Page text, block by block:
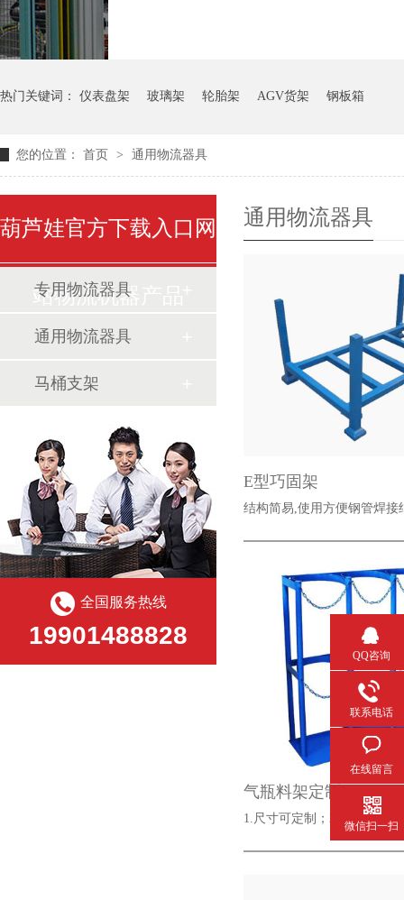
热门关键词： 仪表盘架 玻璃架 轮胎架 AGV货架 钢板箱
您的位置： 首页 > 通用物流器具
通用物流器具
E型巧固架
结构简易,使用方便钢管焊
气瓶料架定制
1.尺寸可定制；2.表面静电
葫芦娃官方下载入口网
站物流机器产品
专用物流器具
通用物流器具
马桶支架
全国服务热线
19901488828
QQ咨询
联系电话
在线留言
微信扫一扫